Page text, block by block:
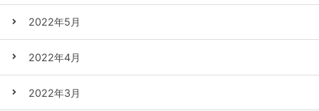
2022年5月
2022年4月
2022年3月